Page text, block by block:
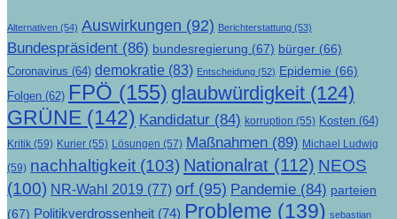
Alternativen (54) Auswirkungen (92) Berichterstattung (53)
Bundespräsident (86) bundesregierung (67) bürger (66)
Coronavirus (64) demokratie (83) Entscheidung (52) Epidemie (66)
Folgen (62) FPÖ (155) glaubwürdigkeit (124)
GRÜNE (142) Kandidatur (84) korruption (55) Kosten (64)
Kritik (59) Kurier (55) Lösungen (57) Maßnahmen (89) Michael Ludwig
(59) nachhaltigkeit (103) Nationalrat (112) NEOS
(100) NR-Wahl 2019 (77) orf (95) Pandemie (84) parteien
(67) Politikverdrossenheit (74) Probleme (139) sebastian